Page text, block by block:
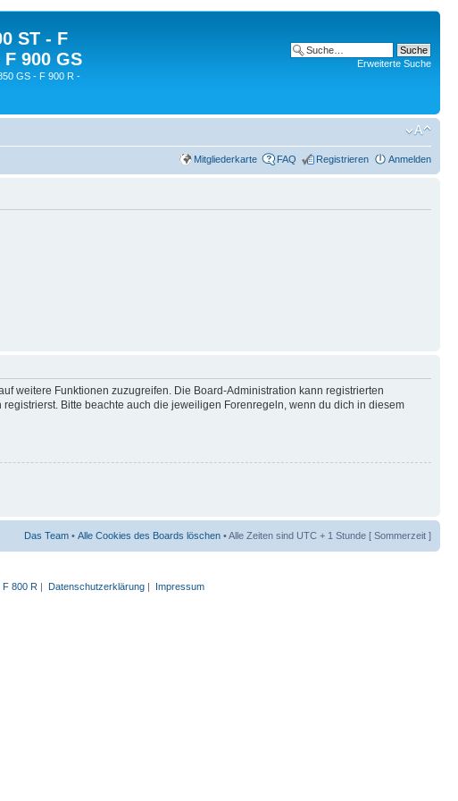
ST - F
900 GS
GS - F 900 R -
Erweiterte Suche
Mitgliederkarte FAQ Registrieren Anmelden
weitere Funktionen zuzugreifen. Die Board-Administration kann registrierten
Bitte beachte auch die jeweiligen Forenregeln, wenn du dich in diesem
Das Team • Alle Cookies des Boards löschen • Alle Zeiten sind UTC + 1 Stunde [ Sommerzeit ]
F 800 R | Datenschutzerklärung| Impressum